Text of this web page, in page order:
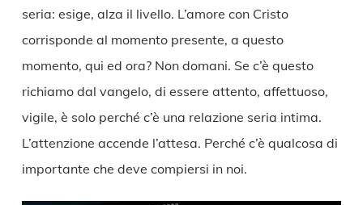
seria: esige, alza il livello. L’amore con Cristo
corrisponde al momento presente, a questo
momento, qui ed ora? Non domani. Se c’è questo
richiamo dal vangelo, di essere attento, affettuoso,
vigile, è solo perché c’è una relazione seria intima.
L’attenzione accende l’attesa. Perché c’è qualcosa di
importante che deve compiersi in noi.